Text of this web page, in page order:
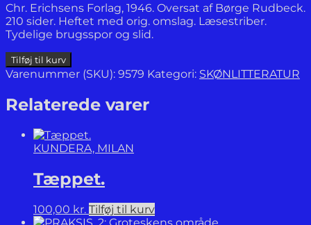
Chr. Erichsens Forlag, 1946. Oversat af Børge Rudbeck.
210 sider. Heftet med orig. omslag. Læsestriber.
Tydelige brugsspor og slid.
De
sorte
antal
Tilføj til kurv
Varenummer (SKU): 9579 Kategori: SKØNLITTERATUR
Relaterede varer
KUNDERA, MILAN
Tæppet.
100,00 kr. Tilføj til kurv